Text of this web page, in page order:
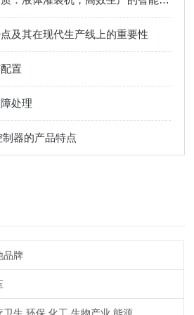
及其在现代生产线上的重要性
置
处理
器的产品特点
品牌